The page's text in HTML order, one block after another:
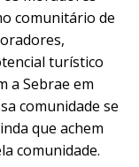
comunitário de
turístico
a Sebrae em
comunidade se
que achem
comunidade.